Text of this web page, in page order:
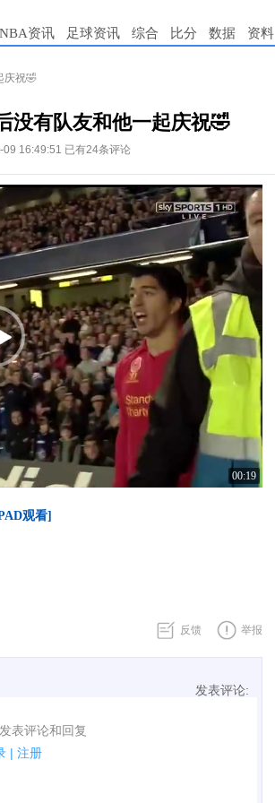
NBA资讯 足球资讯 综合 比分 数据 资料
庆祝🤣
没有队友和他一起庆祝🤣
09 16:49:51 已有24条评论
00:19
观看]
反馈 举报
发表评论:
表评论和回复
| 注册